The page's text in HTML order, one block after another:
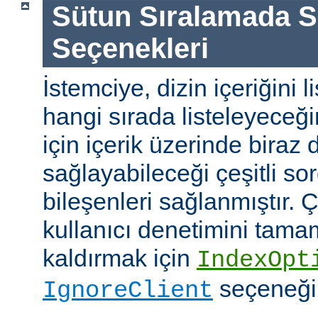
Sütun Sıralamada
Seçenekleri
İstemciye, dizin içeriğini
hangi sırada
için içerik üzerinde biraz
sağlayabileceği çeşitli
bileşenleri sağlanmıştır.
kullanıcı denetimini
kaldırmak için
IgnoreClient